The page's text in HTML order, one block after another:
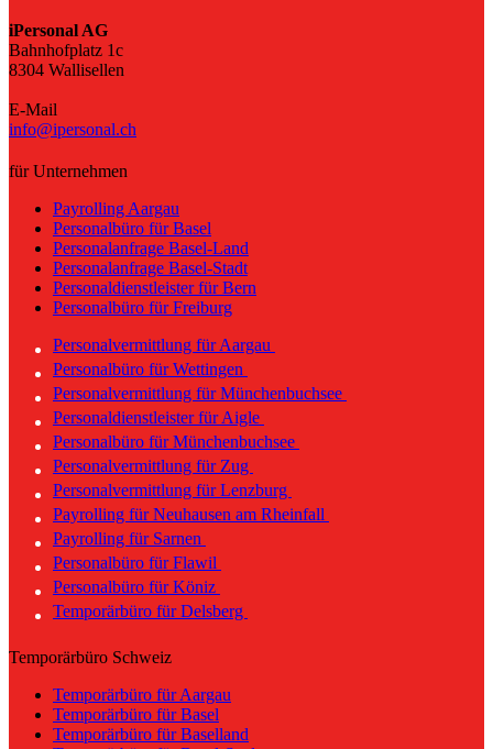
iPersonal AG
Bahnhofplatz 1c
8304 Wallisellen
E-Mail
info@ipersonal.ch
für Unternehmen
Payrolling Aargau
Personalbüro für Basel
Personalanfrage Basel-Land
Personalanfrage Basel-Stadt
Personaldienstleister für Bern
Personalbüro für Freiburg
Personalvermittlung für Aargau
Personalbüro für Wettingen
Personalvermittlung für Münchenbuchsee
Personaldienstleister für Aigle
Personalbüro für Münchenbuchsee
Personalvermittlung für Zug
Personalvermittlung für Lenzburg
Payrolling für Neuhausen am Rheinfall
Payrolling für Sarnen
Personalbüro für Flawil
Personalbüro für Köniz
Temporärbüro für Delsberg
Temporärbüro Schweiz
Temporärbüro für Aargau
Temporärbüro für Basel
Temporärbüro für Baselland